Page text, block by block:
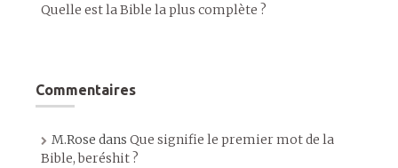
Quelle est la Bible la plus complète ?
Commentaires
M.Rose dans Que signifie le premier mot de la
Bible, beréshit ?